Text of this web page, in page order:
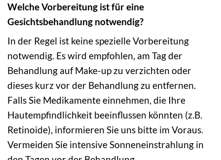
Welche Vorbereitung ist für eine
Gesichtsbehandlung notwendig?
In der Regel ist keine spezielle Vorbereitung
notwendig. Es wird empfohlen, am Tag der
Behandlung auf Make-up zu verzichten oder
dieses kurz vor der Behandlung zu entfernen.
Falls Sie Medikamente einnehmen, die Ihre
Hautempfindlichkeit beeinflussen könnten (z.B.
Retinoide), informieren Sie uns bitte im Voraus.
Vermeiden Sie intensive Sonneneinstrahlung in